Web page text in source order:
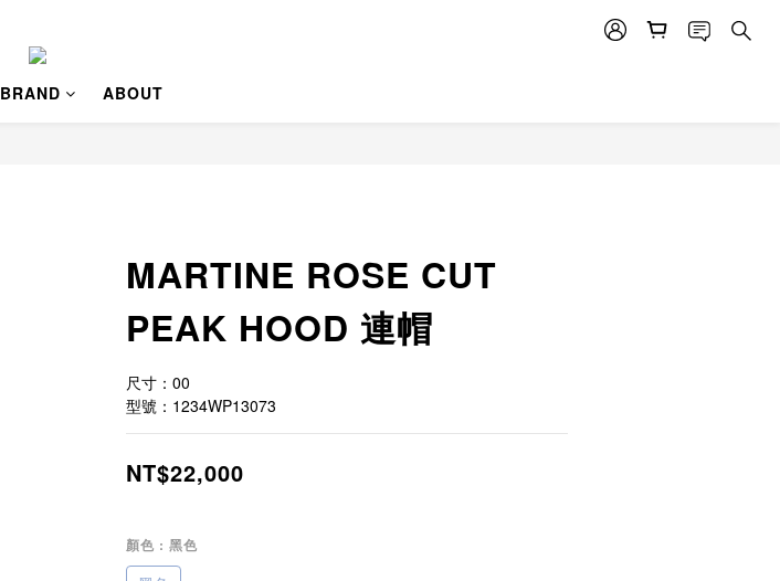
BRAND ABOUT
MARTINE ROSE CUT
PEAK HOOD 連帽
尺寸：00
型號：1234WP13073
NT$22,000
顏色 : 黑色